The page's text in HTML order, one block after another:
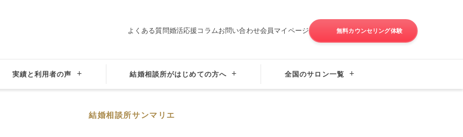
よくある質問婚活応援コラム お問い合わせ会員マイページ 無料カウンセリング体験
実績と利用者の声 結婚相談所がはじめての方へ 全国のサロン一覧
神奈川県横浜市の結婚相談所ならサンマリエ横浜みなとみらいサロン 結婚相談所サンマリエ横浜みなとみらいサロンの口コミ一覧
結婚相談所サンマリエ